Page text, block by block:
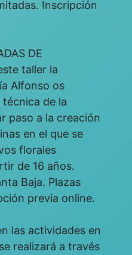
Inscripción
DE
taller la
Alfonso os
de la
paso a la creación
en el que se
florales
de 16 años.
Baja. Plazas
previa online.
las actividades en
realizará a través